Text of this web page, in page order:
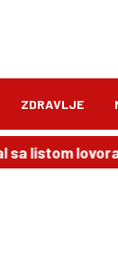
ZDRAVLJE
lovora: novac